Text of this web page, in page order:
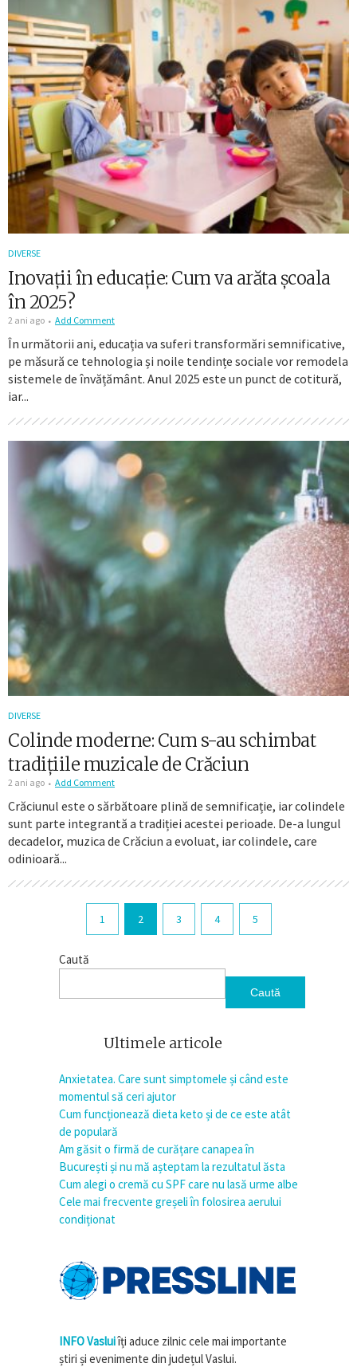
DIVERSE
Inovații în educație: Cum va arăta școala
în 2025?
2 ani ago Add Comment
În următorii ani, educația va suferi transformări semnificative,
pe măsură ce tehnologia și noile tendințe sociale vor remodela
sistemele de învățământ. Anul 2025 este un punct de cotitură,
iar...
DIVERSE
Colinde moderne: Cum s-au schimbat
tradițiile muzicale de Crăciun
2 ani ago Add Comment
Crăciunul este o sărbătoare plină de semnificație, iar colindele
sunt parte integrantă a tradiției acestei perioade. De-a lungul
decadelor, muzica de Crăciun a evoluat, iar colindele, care
odinioară...
1 2 3 4 5
Caută
Caută
Ultimele articole
Anxietatea. Care sunt simptomele și când este
momentul să ceri ajutor
Cum funcționează dieta keto și de ce este atât
de populară
Am găsit o firmă de curățare canapea în
București și nu mă așteptam la rezultatul ăsta
Cum alegi o cremă cu SPF care nu lasă urme albe
Cele mai frecvente greșeli în folosirea aerului
condiționat
INFO Vasluiîți aduce zilnic cele mai importante
știri și evenimente din județul Vaslui.